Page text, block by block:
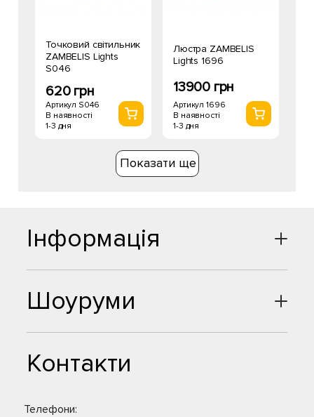
Точковий світильник
ZAMBELIS Lights
S046
620 грн
Артикул S046
В наявності
1-3 дня
Люстра ZAMBELIS
Lights 1696
13900 грн
Артикул 1696
В наявності
1-3 дня
Показати ще
Шоуруми
Контакти
Телефони:
Інформація